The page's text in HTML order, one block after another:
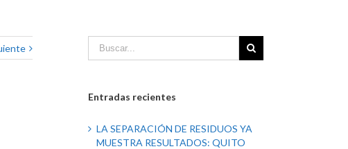
Entradas recientes
LA SEPARACIÓN DE RESIDUOS YA
MUESTRA RESULTADOS: QUITO